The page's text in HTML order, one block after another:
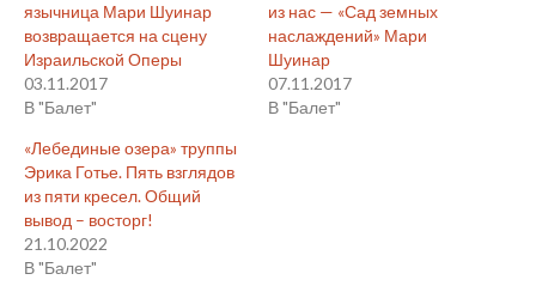
язычница Мари Шуинар
возвращается на сцену
Израильской Оперы
03.11.2017
В "Балет"
из нас — «Сад земных
наслаждений» Мари
Шуинар
07.11.2017
В "Балет"
«Лебединые озера» труппы
Эрика Готье. Пять взглядов
из пяти кресел. Общий
вывод – восторг!
21.10.2022
В "Балет"